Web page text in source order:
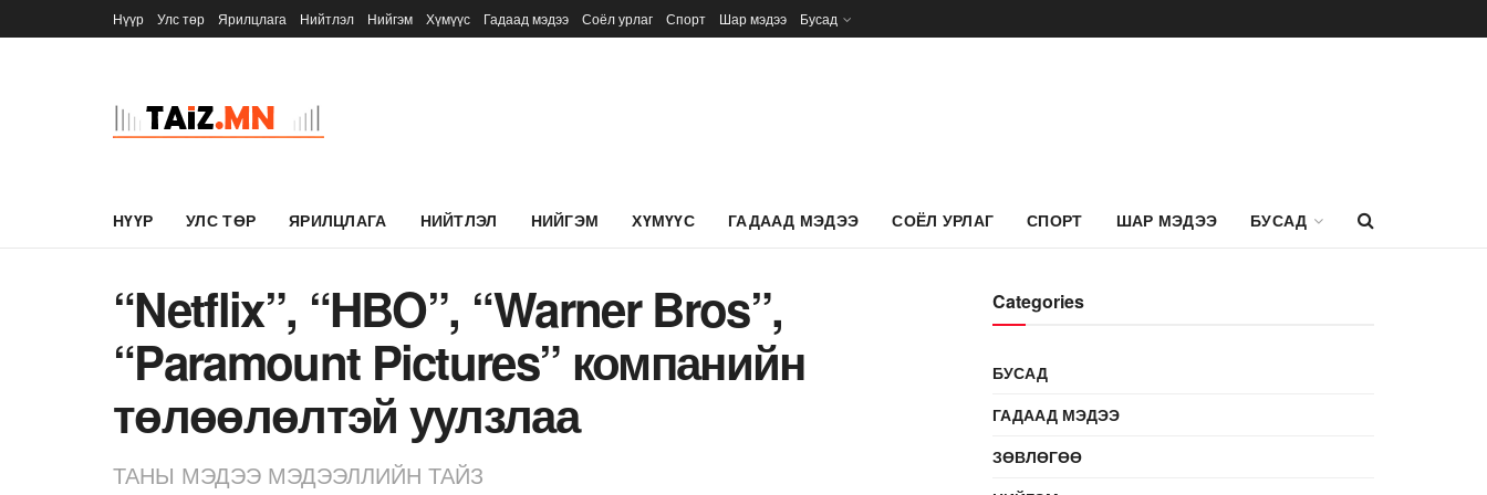
Нүүр Улс төр Ярилцлага Нийтлэл Нийгэм Хүмүүс Гадаад мэдээ Соёл урлаг Спорт Шар мэдээ Бусад
НҮҮР УЛС ТӨР ЯРИЛЦЛАГА НИЙТЛЭЛ НИЙГЭМ ХҮМҮҮС ГАДААД МЭДЭЭ СОЁЛ УРЛАГ СПОРТ ШАР МЭДЭЭ БУСАД
“Netflix”, “HBO”, “Warner Bros”,
“Paramount Pictures” компанийн
төлөөлөлтэй уулзлаа
ТАНЫ МЭДЭЭ МЭДЭЭЛЛИЙН ТАЙЗ
Categories
БУСАД
ГАДААД МЭДЭЭ
ЗӨВЛӨГӨӨ